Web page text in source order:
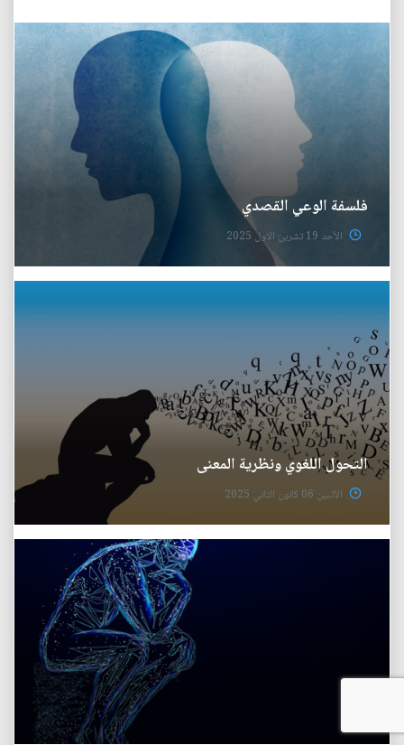
فلسفة الوعي القصدي
الأحد 19 تشرين الاول 2025
التحول اللغوي ونظرية المعنى
الأثنين 06 كانون الثاني 2025